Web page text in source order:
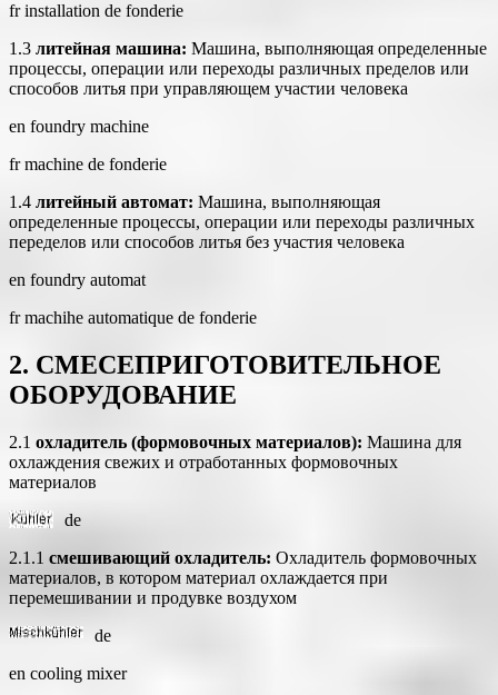
fr installation de fonderie
1.3 литейная машина: Машина, выполняющая определенные
процессы, операции или переходы различных пределов или
способов литья при управляющем участии человека
en foundry machine
fr machine de fonderie
1.4 литейный автомат: Машина, выполняющая
определенные процессы, операции или переходы различных
переделов или способов литья без участия человека
en foundry automat
fr machihe automatique de fonderie
2. СМЕСЕПРИГОТОВИТЕЛЬНОЕ
ОБОРУДОВАНИЕ
2.1 охладитель (формовочных материалов): Машина для
охлаждения свежих и отработанных формовочных
материалов
de
2.1.1 смешивающий охладитель: Охладитель формовочных
материалов, в котором материал охлаждается при
перемешивании и продувке воздухом
de
en cooling mixer